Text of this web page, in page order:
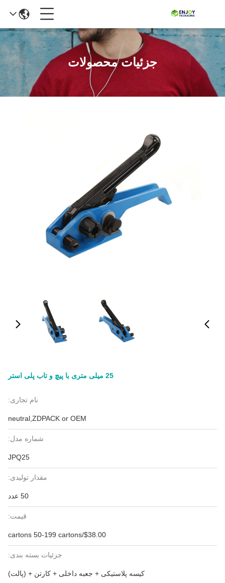
جزئیات محصولات
25 میلی متری با پیچ و تاب پلی استر
نام تجاری:
neutral,ZDPACK or OEM
شماره مدل:
JPQ25
مقدار تولیدی:
50 عدد
قیمت:
$38.00/cartons 50-199 cartons
جزئیات بسته بندی:
کیسه پلاستیکی + جعبه داخلی + کارتن + (پالت)